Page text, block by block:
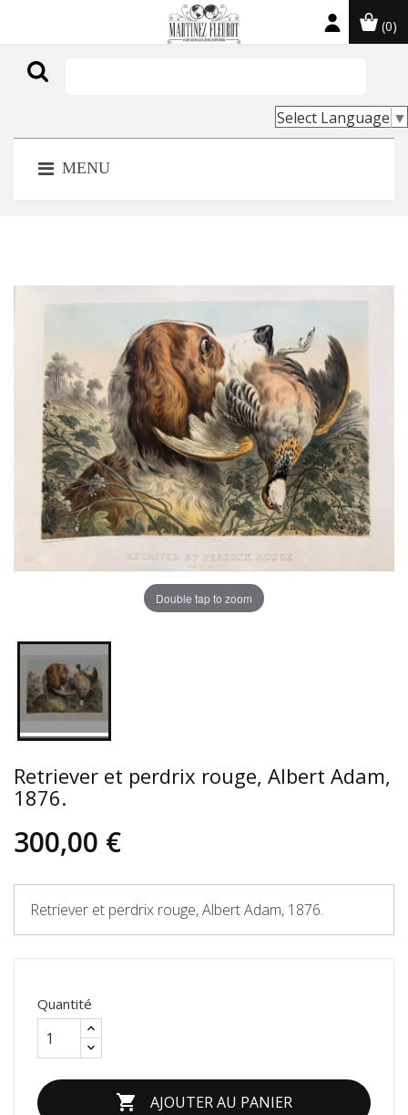
(0)
Select Language ▼
MENU
Double tap to zoom
Retriever et perdrix rouge, Albert Adam,
1876.
300,00 €
Retriever et perdrix rouge, Albert Adam, 1876.
Quantité
 AJOUTER AU PANIER